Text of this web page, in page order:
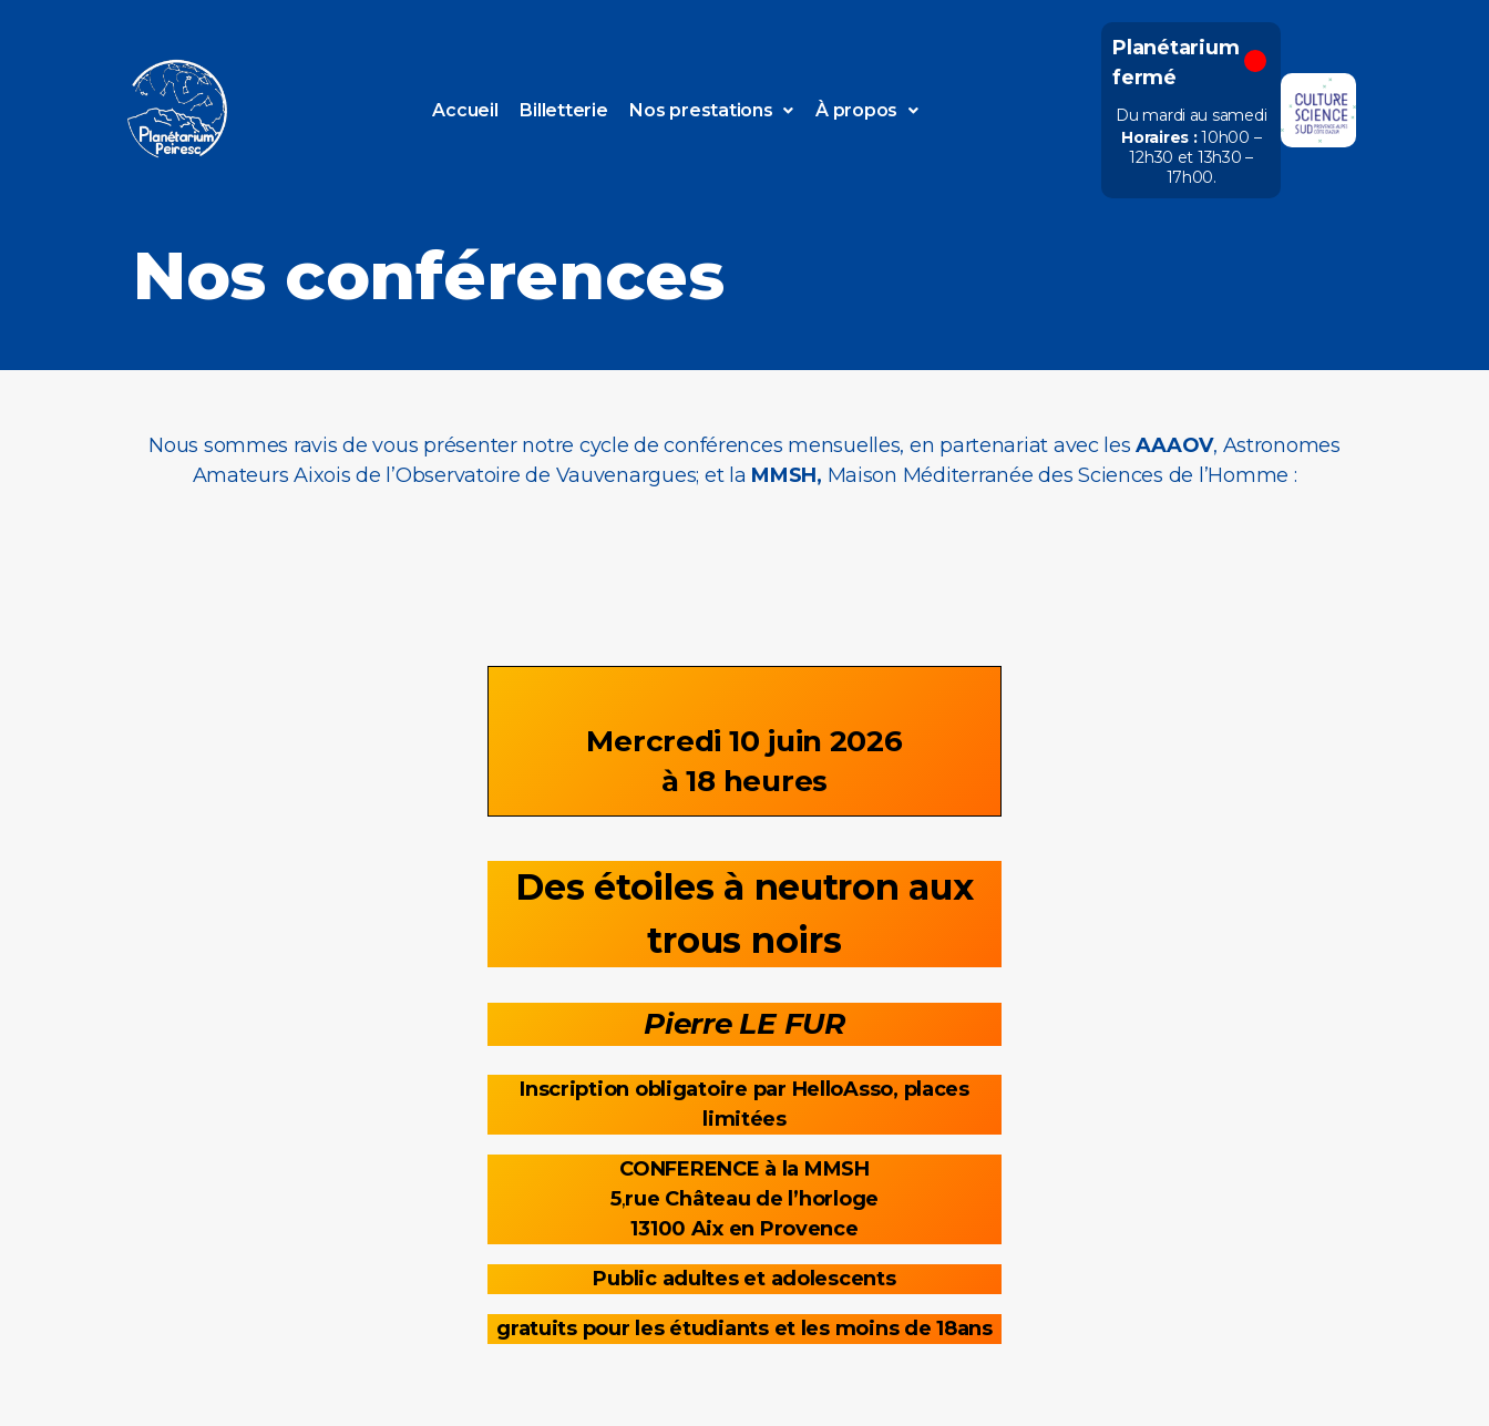
Accueil Billetterie Nos prestations À propos
Planétarium
fermé
Du mardi au samedi
Horaires : 10h00 –
12h30 et 13h30 –
17h00.
Nos conférences
Nous sommes ravis de vous présenter notre cycle de conférences mensuelles, en partenariat avec lesAAAOV, Astronomes
Amateurs Aixois de l’Observatoire de Vauvenargues; et la MMSH, Maison Méditerranée des Sciences de l’Homme :
Mercredi 10 juin 2026
à 18 heures
Des étoiles à neutron aux
trous noirs
Pierre LE FUR
Inscription obligatoire par HelloAsso, places
limitées
CONFERENCE à la MMSH
5,rue Château de l’horloge
13100 Aix en Provence
Public adultes et adolescents
gratuits pour les étudiants et les moins de 18ans